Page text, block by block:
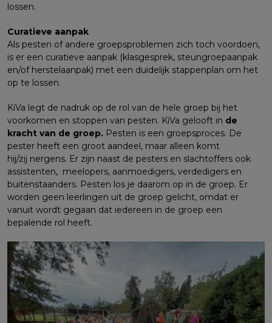
lossen.
Curatieve aanpak
Als pesten of andere groepsproblemen zich toch voordoen,
is er een curatieve aanpak (klasgesprek, steungroepaanpak
en/of herstelaanpak) met een duidelijk stappenplan om het
op te lossen.
KiVa legt de nadruk op de rol van de hele groep bij het
voorkomen en stoppen van pesten. KiVa gelooft in de
kracht van de groep. Pesten is een groepsproces. De
pester heeft een groot aandeel, maar alleen komt
hij/zij nergens. Er zijn naast de pesters en slachtoffers ook
assistenten, meelopers, aanmoedigers, verdedigers en
buitenstaanders. Pesten los je daarom op in de groep. Er
worden geen leerlingen uit de groep gelicht, omdat er
vanuit wordt gegaan dat iedereen in de groep een
bepalende rol heeft.